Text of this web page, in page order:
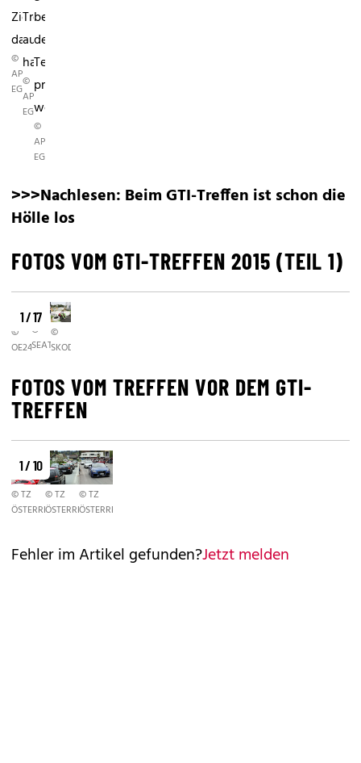
Ziel,
das...
©
APA/GERT
EGGENBERGER
Treffen
ausgegeben
hat.
©
APA/GERT
EGGENBERGER
bei
dem
Teilnehmerfahrzeuge
prämiert
werden.
©
APA/GERT
EGGENBERGER
>>>Nachlesen: Beim GTI-Treffen ist schon die
Hölle los
FOTOS VOM GTI-TREFFEN 2015 (TEIL 1)
1 / 17
©
OE24
©
SEAT
©
SKODA
FOTOS VOM TREFFEN VOR DEM GTI-
TREFFEN
1 / 10
© TZ
ÖSTERREICH//RAUNIG
© TZ
ÖSTERREICH//RAUNIG
© TZ
ÖSTERREICH//RAUNIG
Fehler im Artikel gefunden?Jetzt melden